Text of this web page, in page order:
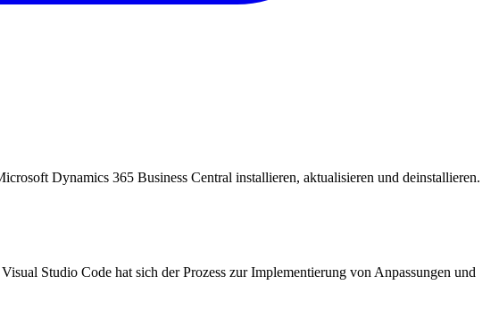
Dynamics 365 Business Central installieren, aktualisieren und deinstallieren.
Studio Code hat sich der Prozess zur Implementierung von Anpassungen und